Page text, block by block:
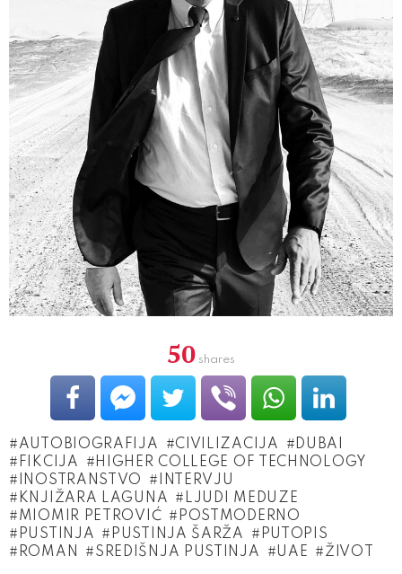
50 shares
AUTOBIOGRAFIJA CIVILIZACIJA
DUBAI
FIKCIJA
HIGHER COLLEGE OF TECHNO­LOGY
INOSTRANSTVO
INTERVJU
KNJIŽARA LAGUNA
LJUDI MEDUZE
MIOMIR PETROVIĆ
POSTMODERNO
PUSTINJA
PUSTINJA ŠARŽA
PUTOPIS
ROMAN
SREDIŠNJA PUSTINJA UAE ŽIVOT